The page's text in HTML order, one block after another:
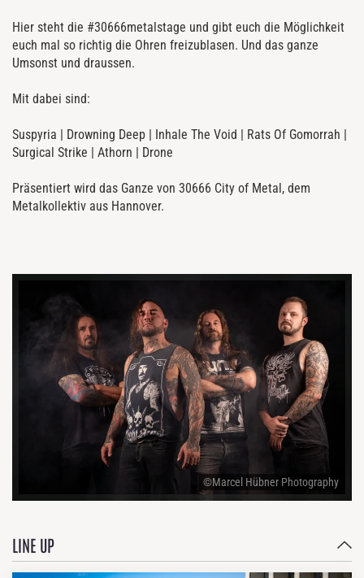
Hier steht die #30666metalstage und gibt euch die Möglichkeit
euch mal so richtig die Ohren freizublasen. Und das ganze
Umsonst und draussen.
Mit dabei sind:
Suspyria | Drowning Deep | Inhale The Void | Rats Of Gomorrah |
Surgical Strike | Athorn | Drone
Präsentiert wird das Ganze von 30666 City of Metal, dem
Metalkollektiv aus Hannover.
©Marcel Hübner Photography
LINE UP